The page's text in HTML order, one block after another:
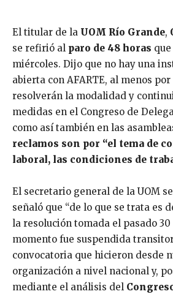
El titular de la UOM Río Grande,
se refirió al paro de 48 horas
miércoles. Dijo que no hay una
abierta con AFARTE, al menos
resolverán la modalidad y
medidas en el Congreso de
como así también en las
reclamos son por “el tema de
laboral, las condiciones de
El secretario general de la UOM
señaló que “de lo que se trata es
la resolución tomada el pasado
momento fue suspendida
convocatoria que hicieron desde
organización a nivel nacional y,
mediante el análisis del